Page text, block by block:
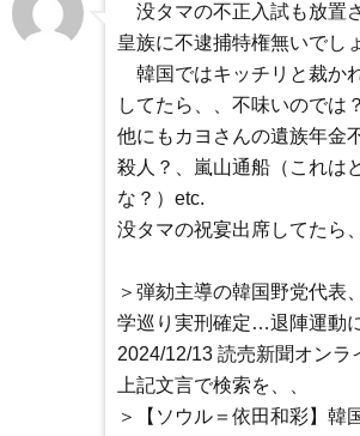
没タマの不正入試も放置
皇族に不逮捕特権無いでし
韓国ではキッチリと裁か
してたら、、不味いのでは？
他にもカヨさんの遺族年金
殺人？、嵐山通船（これは
な？）etc.
没タマの祝宴出席してたら
＞弾劾主導の韓国野党代表
学巡り実刑確定…退陣運動
2024/12/13 読売新聞オンラ
上記文言で検索を、、
＞【ソウル＝依田和彩】韓